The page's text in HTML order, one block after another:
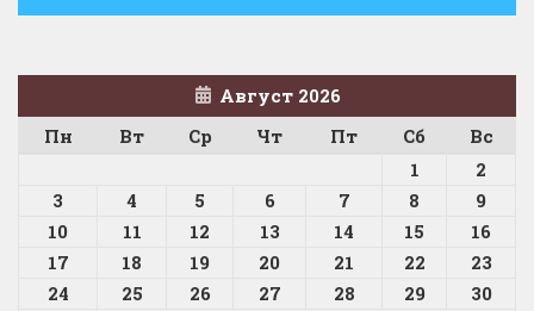
Август 2026
Пн
Вт Ср Чт Пт Сб
Вс
1
2
3
4 5 6 7 8
9
10
11 12 13 14 15
16
17
18 19 20 21 22
23
24
25 26 27 28 29
30